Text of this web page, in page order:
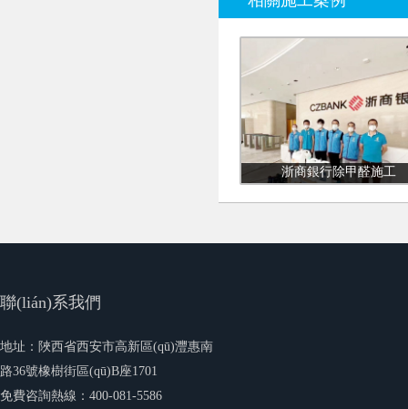
浙商銀行除甲醛施工
聯(lián)系我們
地址：陜西省西安市高新區(qū)灃惠南
路36號橡樹街區(qū)B座1701
免費咨詢熱線：400-081-5586